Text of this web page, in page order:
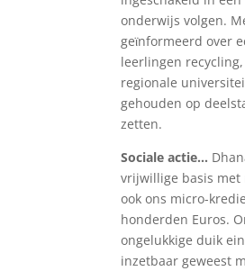
onderwijs volgen.
geϊnformeerd over
leerlingen
regionale
gehouden op
zetten.
Sociale actie…
vrijwillige basis met
ook ons micro-
honderden Euros.
ongelukkige duik
inzetbaar geweest